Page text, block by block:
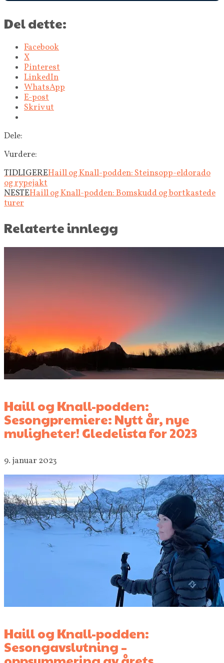
Del dette:
Facebook
X
Pinterest
LinkedIn
WhatsApp
E-post
Skriv ut
Dele:
Vurdere:
TIDLIGEREHaill og Knall-podden: Steinsopp-eldorado
og rypejakt
NESTEHaill og Knall-podden: Bomskudd og bortkastede
turer
Relaterte innlegg
Haill og Knall-podden:
Sesongpremiere: Nytt år, nye
muligheter! Gledelista for 2023
9. januar 2023
Haill og Knall-podden:
Sesongavslutning –